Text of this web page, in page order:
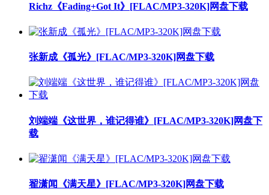
Richz《Fading+Got It》[FLAC/MP3-320K]网盘下载
张新成《孤光》[FLAC/MP3-320K]网盘下载
刘端端《这世界，谁记得谁》[FLAC/MP3-320K]网盘下
载
翟潇闻《满天星》[FLAC/MP3-320K]网盘下载